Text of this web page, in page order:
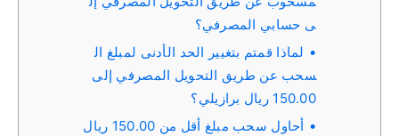
ى حسابي المصرفي؟
لماذا قمتم بتغيير الحد الأدنى لمبلغ ال
سحب عن طريق التحويل المصرفي إلى
150.00 ريال برازيلي؟
أحاول سحب مبلغ أقل من 150.00 ريال